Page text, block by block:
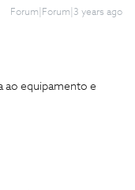
Forum|Forum|3 years ago
ao equipamento e